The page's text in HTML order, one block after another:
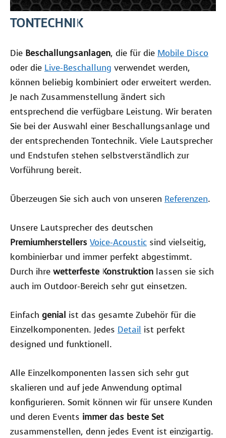
TONTECHNIK
Die Beschallungsanlagen, die für die Mobile Disco
oder die Live-Beschallung verwendet werden,
können beliebig kombiniert oder erweitert werden.
Je nach Zusammenstellung ändert sich
entsprechend die verfügbare Leistung. Wir beraten
Sie bei der Auswahl einer Beschallungsanlage und
der entsprechenden Tontechnik. Viele Lautsprecher
und Endstufen stehen selbstverständlich zur
Vorführung bereit.
Überzeugen Sie sich auch von unseren Referenzen.
Unsere Lautsprecher des deutschen
Premiumherstellers Voice-Acoustic sind vielseitig,
kombinierbar und immer perfekt abgestimmt.
Durch ihre wetterfeste Konstruktion lassen sie sich
auch im Outdoor-Bereich sehr gut einsetzen.
Einfach genial ist das gesamte Zubehör für die
Einzelkomponenten. Jedes Detail ist perfekt
designed und funktionell.
Alle Einzelkomponenten lassen sich sehr gut
skalieren und auf jede Anwendung optimal
konfigurieren. Somit können wir für unsere Kunden
und deren Events immer das beste Set
zusammenstellen, denn jedes Event ist einzigartig.